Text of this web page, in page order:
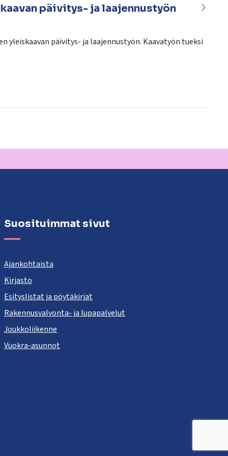
päivitys- ja laajennustyön
yleiskaavan päivitys- ja laajennustyön. Kaavatyön tueksi
Suosituimmat sivut
Ajankohtaista
Kirjasto
Esityslistat ja pöytäkirjat
Rakennusvalvonta- ja lupapalvelut
Joukkoliikenne
Vuokra-asunnot